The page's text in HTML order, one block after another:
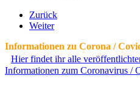
Zurück
Weiter
Informationen zu Corona /
Hier findet ihr alle
Informationen zum Coronavirus /